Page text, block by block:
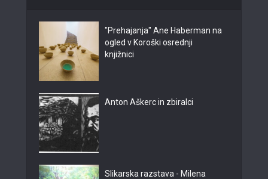
"Prehajanja" Ane Haberman na
ogled v Koroški osrednji
knjižnici
Anton Aškerc in zbiralci
Slikarska razstava - Milena